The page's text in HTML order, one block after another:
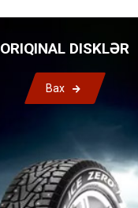
ORIQINAL DISKLƏR
Bax